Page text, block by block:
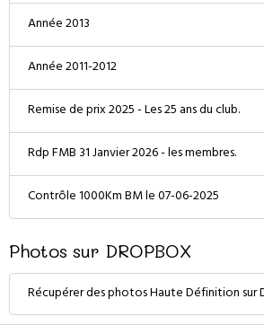
Année 2013
Année 2011-2012
Remise de prix 2025 - Les 25 ans du club.
Rdp FMB 31 Janvier 2026 - les membres.
Contrôle 1000Km BM le 07-06-2025
Photos sur DROPBOX
Récupérer des photos Haute Définition sur